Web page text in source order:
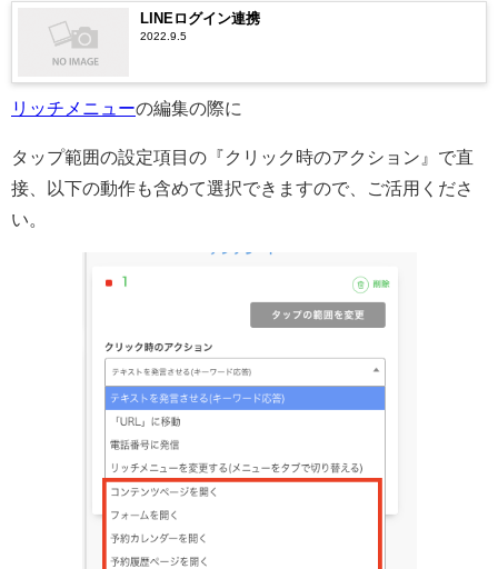
LINEログイン連携
2022.9.5
リッチメニューの編集の際に
タップ範囲の設定項目の『クリック時のアクション』で直
接、以下の動作も含めて選択できますので、ご活用くださ
い。